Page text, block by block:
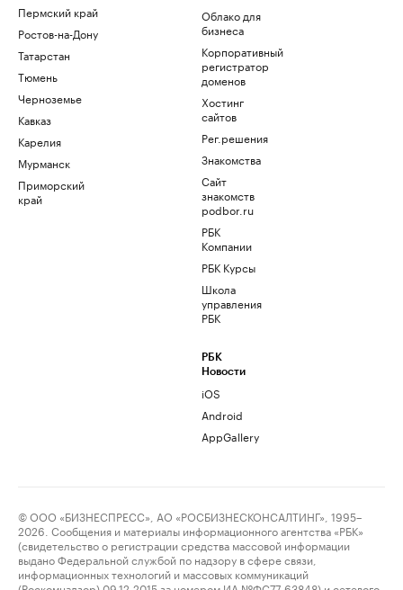
Пермский край
Ростов-на-Дону
Татарстан
Тюмень
Черноземье
Кавказ
Карелия
Мурманск
Приморский
край
Облако для
бизнеса
Корпоративный
регистратор
доменов
Хостинг
сайтов
Рег.решения
Знакомства
Сайт
знакомств
podbor.ru
РБК
Компании
РБК Курсы
Школа
управления
РБК
РБК
Новости
iOS
Android
AppGallery
© ООО «БИЗНЕСПРЕСС», АО «РОСБИЗНЕСКОНСАЛТИНГ», 1995–
2026. Сообщения и материалы информационного агентства «РБК»
(свидетельство о регистрации средства массовой информации
выдано Федеральной службой по надзору в сфере связи,
информационных технологий и массовых коммуникаций